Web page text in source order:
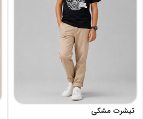
تیشرت مشکی